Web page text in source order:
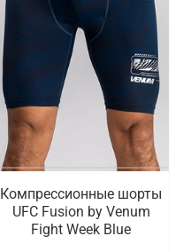
Компрессионные шорты
UFC Fusion by Venum
Fight Week Blue